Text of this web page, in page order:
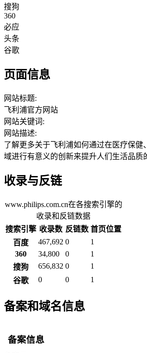
搜狗
360
必应
头条
谷歌
页面信息
网站标题:
飞利浦官方网站
网站关键词:
网站描述:
了解更多关于飞利浦如何通过在医疗保健
域进行有意义的创新来提升人们生活品质
收录与反链
www.philips.com.cn在各搜索引擎的
收录和反链数据
搜索引擎 收录数 反链数 首页位置
百度
467,692 0
1
360
34,800 0
1
搜狗
656,832 0
1
谷歌
0 0 1
备案和域名信息
备案信息